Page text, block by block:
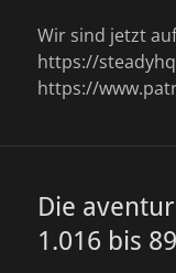
Wir sind jetzt
https://
https://
Die
1.016 bis